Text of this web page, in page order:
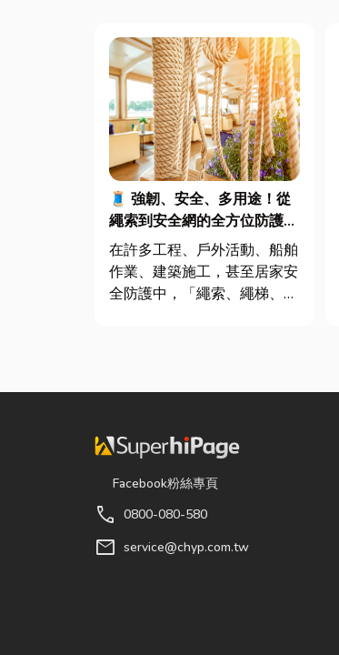
🧵 強韌、安全、多用途！從
繩索到安全網的全方位防護應
用指南
在許多工程、戶外活動、船舶
作業、建築施工，甚至居家安
全防護中，「繩索、繩梯、安
具備高強...
Facebook粉絲專頁
call 0800-080-580
mail service@chyp.com.tw